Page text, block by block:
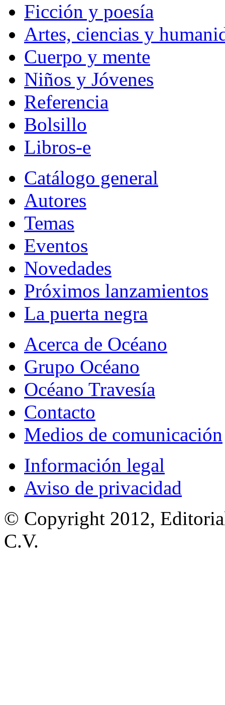
Ficción y poesía
Artes, ciencias y
Cuerpo y mente
Niños y Jóvenes
Referencia
Bolsillo
Libros-e
Catálogo general
Autores
Temas
Eventos
Novedades
Próximos lanzamientos
La puerta negra
Acerca de Océano
Grupo Océano
Océano Travesía
Contacto
Medios de comunicación
Información legal
Aviso de privacidad
© Copyright 2012,
C.V.